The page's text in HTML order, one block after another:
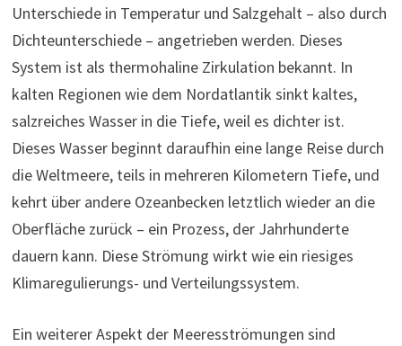
Unterschiede in Temperatur und Salzgehalt – also durch
Dichteunterschiede – angetrieben werden. Dieses
System ist als thermohaline Zirkulation bekannt. In
kalten Regionen wie dem Nordatlantik sinkt kaltes,
salzreiches Wasser in die Tiefe, weil es dichter ist.
Dieses Wasser beginnt daraufhin eine lange Reise durch
die Weltmeere, teils in mehreren Kilometern Tiefe, und
kehrt über andere Ozeanbecken letztlich wieder an die
Oberfläche zurück – ein Prozess, der Jahrhunderte
dauern kann. Diese Strömung wirkt wie ein riesiges
Klimaregulierungs- und Verteilungssystem.
Ein weiterer Aspekt der Meeresströmungen sind